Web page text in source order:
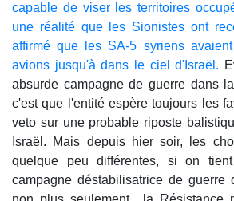
capable de viser les territoires
une réalité que les Sionistes ont
affirmé que les SA-5 syriens
avions jusqu'à dans le ciel d'Israël.
absurde campagne de guerre dans
c'est que l'entité espère toujours les
veto sur une probable riposte
Israël. Mais depuis hier soir, les
quelque peu différentes, si on
campagne déstabilisatrice de guerre